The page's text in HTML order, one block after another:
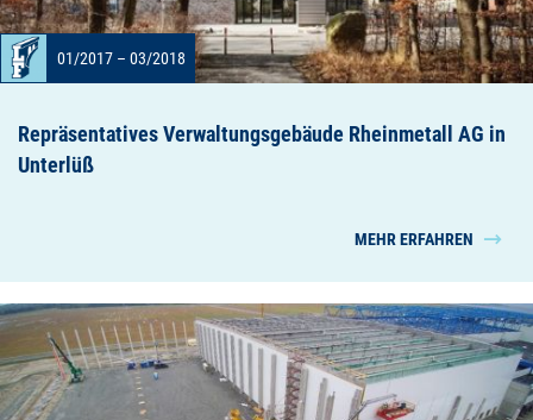
01/2017 – 03/2018
Repräsentatives Verwaltungsgebäude Rheinmetall AG in
Unterlüß
MEHR ERFAHREN